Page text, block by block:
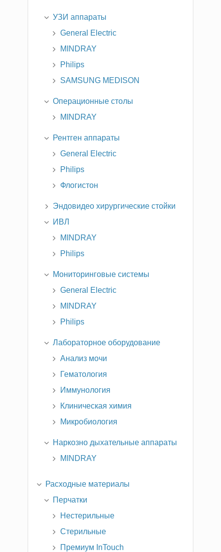
УЗИ аппараты
General Electric
MINDRAY
Philips
SAMSUNG MEDISON
Операционные столы
MINDRAY
Рентген аппараты
General Electric
Philips
Флогистон
Эндовидео хирургические стойки
ИВЛ
MINDRAY
Philips
Мониторинговые системы
General Electric
MINDRAY
Philips
Лабораторное оборудование
Анализ мочи
Гематология
Иммунология
Клиническая химия
Микробиология
Наркозно дыхательные аппараты
MINDRAY
Расходные материалы
Перчатки
Нестерильные
Стерильные
Премиум InTouch